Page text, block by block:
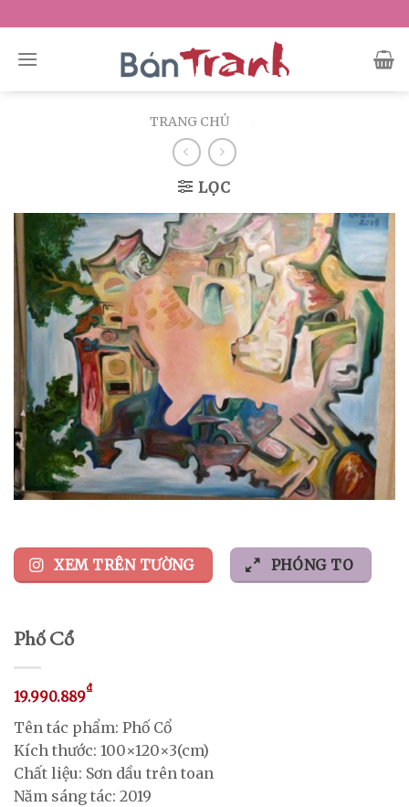
to
content
TRANG CHỦ
LỌC
XEM TRÊN TƯỜNG PHÓNG TO
Phố Cổ
19.990.889₫
Tên tác phẩm: Phố Cổ
Kích thước: 100×120×3(cm)
Chất liệu: Sơn dầu trên toan
Năm sáng tác: 2019